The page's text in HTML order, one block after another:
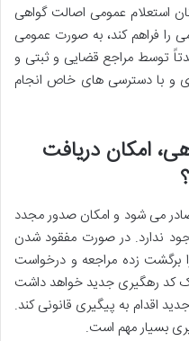
استعلام عمومی اصالت گواهی
صرفاً با کد رهگیری ۹ رقمی را فراهم کند، به صورت عمومی
توسط مراجع قضایی و ثبتی و
و با دسترسی های خاص انجام
امکان دریافت
می شود و امکان صدور مجدد
ندارد. در صورت مفقود شدن
برگشت زده مراجعه و درخواست
کد رهگیری جدید خواهد داشت
اقدام به پیگیری قانونی کند.
بسیار مهم است.